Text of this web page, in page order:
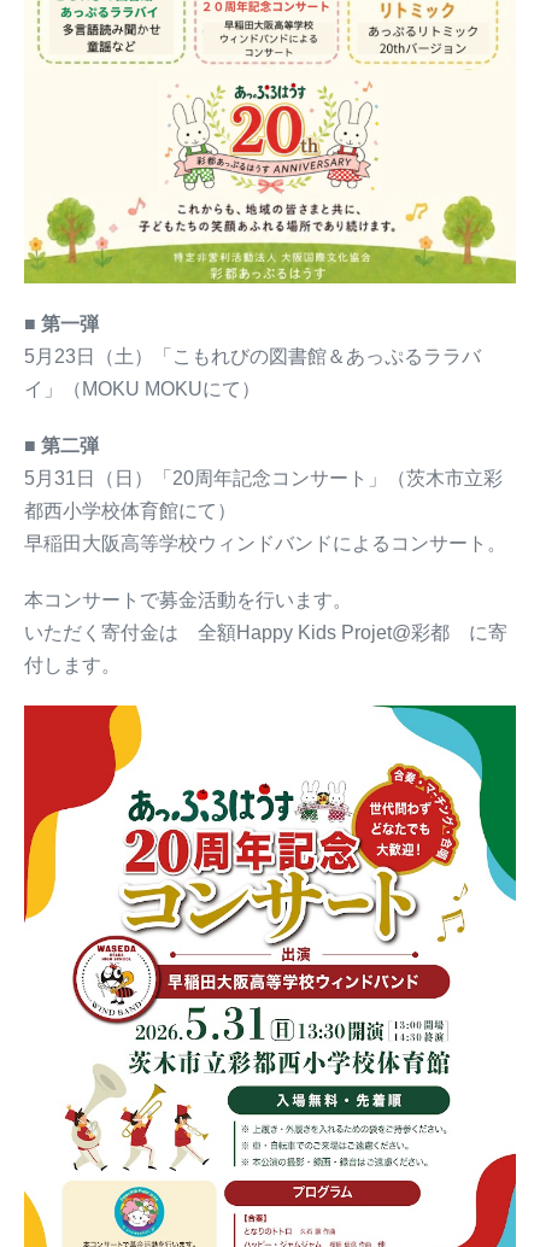
■ 第一弾
5月23日（土）「こもれびの図書館＆あっぷるララバ
イ」（MOKU MOKUにて）
■ 第二弾
5月31日（日）「20周年記念コンサート」（茨木市立彩
都西小学校体育館にて）
早稲田大阪高等学校ウィンドバンドによるコンサート。
本コンサートで募金活動を行います。
いただく寄付金は 全額Happy Kids Projet@彩都 に寄
付します。